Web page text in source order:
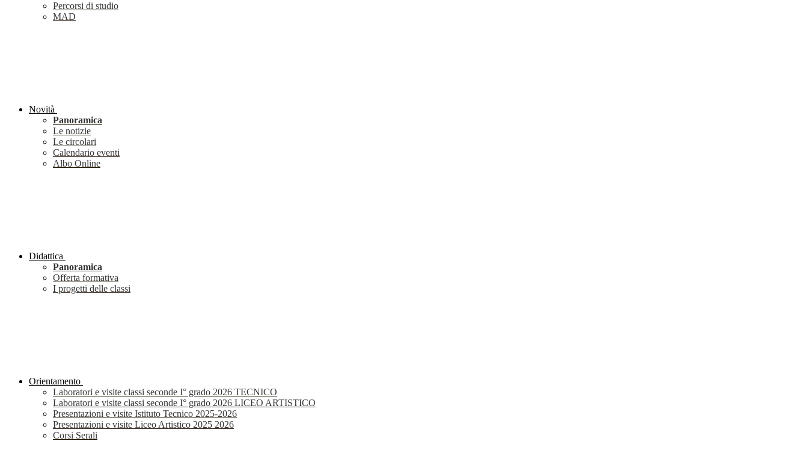
Percorsi di studio
MAD
Novità
Panoramica
Le notizie
Le circolari
Calendario eventi
Albo Online
Didattica
Panoramica
Offerta formativa
I progetti delle classi
Orientamento
Laboratori e visite classi seconde I° grado 2026 TECNICO
Laboratori e visite classi seconde I° grado 2026 LICEO ARTISTICO
Presentazioni e visite Istituto Tecnico 2025-2026
Presentazioni e visite Liceo Artistico 2025 2026
Corsi Serali